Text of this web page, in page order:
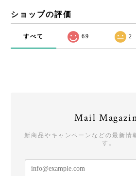
ショップの評価
すべて 69 2
Mail
新商品やキャンペーンなどの最新情
す。